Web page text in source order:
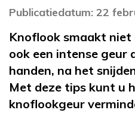
Publicatiedatum: 22
Knoflook smaakt
ook een intense geur
handen, na het
Met deze tips kunt u
knoflookgeur